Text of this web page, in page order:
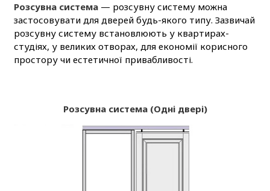
Розсувна система— розсувну систему можна
застосовувати для дверей будь-якого типу. Зазвичай
розсувну систему встановлюють у квартирах-
студіях, у великих отворах, для економії корисного
простору чи естетичної привабливості.
Розсувна система (Одні двері)